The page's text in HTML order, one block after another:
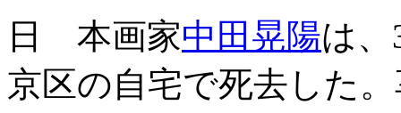
日 本画家中田晃陽は
京区の自宅で死去した